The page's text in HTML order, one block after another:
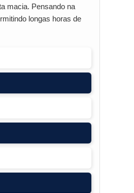
macia. Pensando na
longas horas de